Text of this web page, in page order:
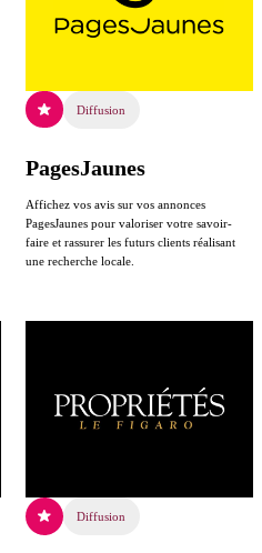
Diffusion
PagesJaunes
Affichez vos avis sur vos annonces
PagesJaunes pour valoriser votre savoir-
faire et rassurer les futurs clients réalisant
une recherche locale.
Diffusion